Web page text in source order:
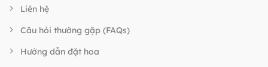
Liên hệ
Câu hỏi thường gặp (FAQs)
Hướng dẫn đặt hoa